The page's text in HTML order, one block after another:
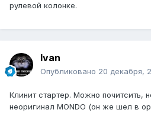
рулевой колонке.
Ivan
Опубликовано 20 декабря,
Клинит стартер. Можно почитсить,
неоригинал MONDO (он же шел в